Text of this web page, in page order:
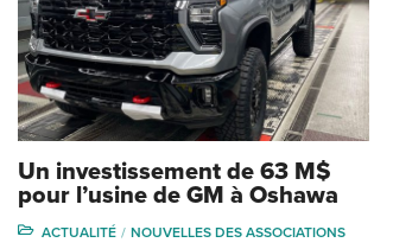
Un investissement de 63 M$
pour l’usine de GM à Oshawa
ACTUALITÉ NOUVELLES DES ASSOCIATIONS